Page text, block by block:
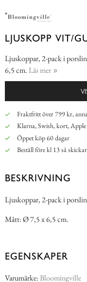
LJUSKOPP VIT/
Ljuskoppar, 2-pack i
6,5 cm. Läs mer
Fraktfritt över 799 kr,
Klarna, Swish, kort, Apple
Öppet köp 60 dagar
Beställ före kl 13 så
BESKRIVNING
Ljuskoppar, 2-pack i
Mått: Ø 7,5 x 6,5 cm.
EGENSKAPER
Varumärke:Bloomingville